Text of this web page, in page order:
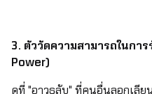
3. ตัววัดความสามารถในกา
Power)